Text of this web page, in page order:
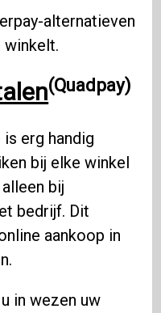
alternatieven
winkelt.
(Quadpay)
erg handig
bij elke winkel
bij
bedrijf. Dit
aankoop in
in wezen uw